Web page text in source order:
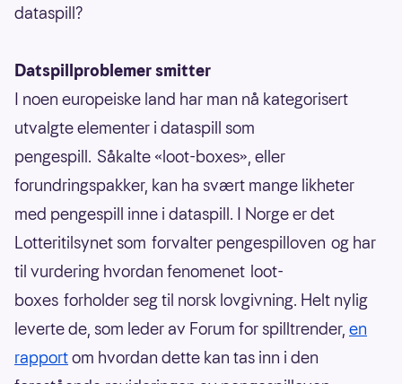
dataspill?
Datspillproblemer smitter
I noen europeiske land har man nå kategorisert
utvalgte elementer i dataspill som
pengespill. Såkalte «loot-boxes», eller
forundringspakker, kan ha svært mange likheter
med pengespill inne i dataspill. I Norge er det
Lotteritilsynet som forvalter pengespilloven og har
til vurdering hvordan fenomenet loot-
boxes forholder seg til norsk lovgivning. Helt nylig
leverte de, som leder av Forum for spilltrender, en
rapportom hvordan dette kan tas inn i den